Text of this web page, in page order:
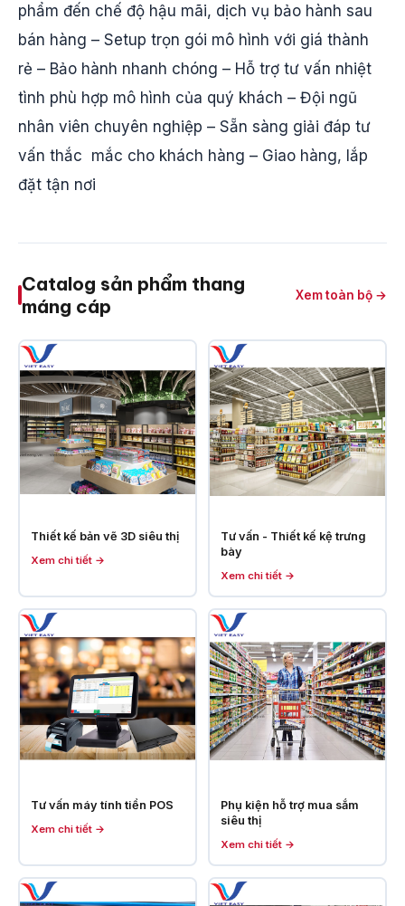
phẩm đến chế độ hậu mãi, dịch vụ bảo hành sau
bán hàng – Setup trọn gói mô hình với giá thành
rẻ – Bảo hành nhanh chóng – Hỗ trợ tư vấn nhiệt
tình phù hợp mô hình của quý khách – Đội ngũ
nhân viên chuyên nghiệp – Sẵn sàng giải đáp tư
vấn thắc mắc cho khách hàng – Giao hàng, lắp
đặt tận nơi
Catalog sản phẩm thang
máng cáp
Xem toàn bộ →
Thiết kế bản vẽ 3D siêu thị
Xem chi tiết →
Tư vấn - Thiết kế kệ trưng
bày
Xem chi tiết →
Tư vấn máy tính tiền POS
Xem chi tiết →
Phụ kiện hỗ trợ mua sắm
siêu thị
Xem chi tiết →